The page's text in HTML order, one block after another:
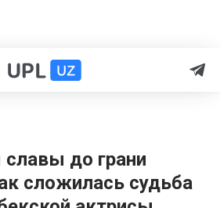
до грани
сложилась судьба